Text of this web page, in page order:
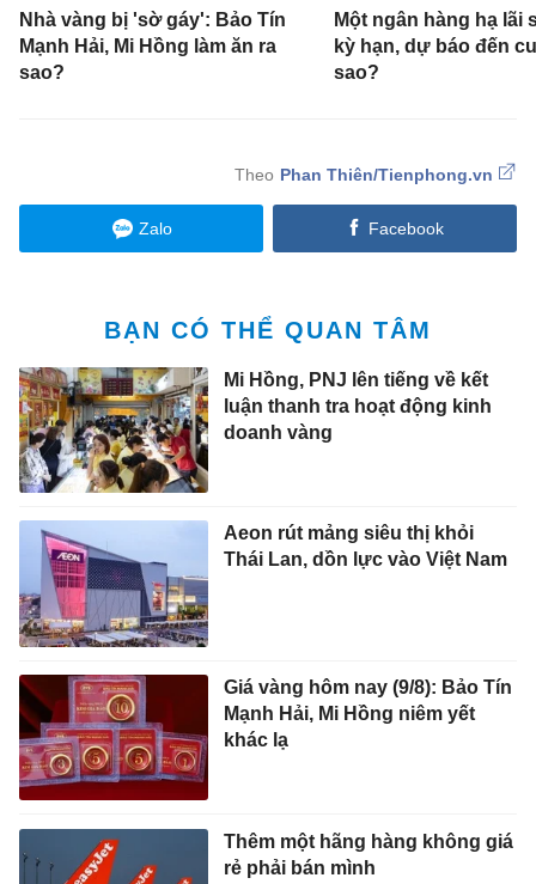
Nhà vàng bị 'sờ gáy': Bảo Tín
Mạnh Hải, Mi Hồng làm ăn ra
sao?
Một ngân hàng hạ lãi
kỳ hạn, dự báo đến
sao?
Phan Thiên/Tienphong.vn
Zalo Facebook
BẠN CÓ THỂ QUAN TÂM
Mi Hồng, PNJ lên tiếng về kết
luận thanh tra hoạt động kinh
doanh vàng
Aeon rút mảng siêu thị khỏi
Thái Lan, dồn lực vào Việt Nam
Giá vàng hôm nay (9/8): Bảo Tín
Mạnh Hải, Mi Hồng niêm yết
khác lạ
Thêm một hãng hàng không giá
rẻ phải bán mình